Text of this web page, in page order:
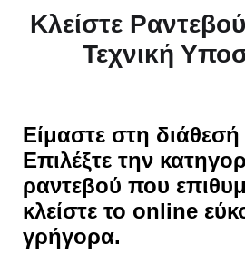
Κλείστε
Τεχνική
Είμαστε στη
Επιλέξτε την
ραντεβού που
κλείστε το online
γρήγορα.